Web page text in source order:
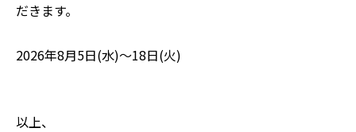
だきます。
2026年8月5日(水)～18日(火)
以上、